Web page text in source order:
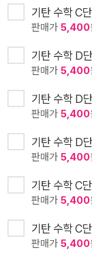
기탄 수학 C
판매가 5,400
기탄 수학 D
판매가 5,400
기탄 수학 D
판매가 5,400
기탄 수학 D
판매가 5,400
기탄 수학 C
판매가 5,400
기탄 수학 C
판매가 5,400